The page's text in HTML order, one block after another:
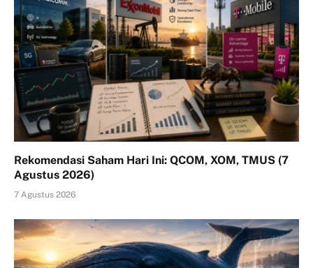
Rekomendasi Saham Hari Ini: QCOM, XOM, TMUS (7
Agustus 2026)
7 Agustus 2026